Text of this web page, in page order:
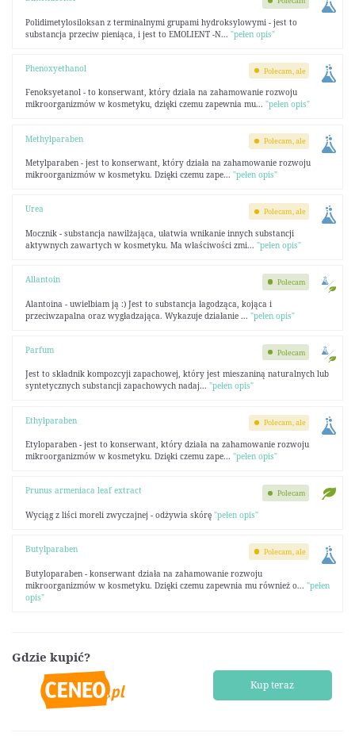
Polidimetylosiloksan z terminalnymi grupami hydroksylowymi - jest to
substancja przeciw pieniąca, i jest to EMOLIENT -N... "pełen opis"
Phenoxyethanol
Fenoksyetanol - to konserwant, który działa na zahamowanie rozwoju
mikroorganizmów w kosmetyku, dzięki czemu zapewnia mu... "pełen opis"
Polecam, ale
Methylparaben
Metylparaben - jest to konserwant, który działa na zahamowanie rozwoju
mikroorganizmów w kosmetyku. Dzięki czemu zape... "pełen opis"
Polecam, ale
Urea
Mocznik - substancja nawilżająca, ułatwia wnikanie innych substancji
aktywnych zawartych w kosmetyku. Ma właściwości zmi... "pełen opis"
Polecam, ale
Allantoin
Alantoina - uwielbiam ją :) Jest to substancja łagodząca, kojąca i
przeciwzapalna oraz wygładzająca. Wykazuje działanie ... "pełen opis"
Polecam
Parfum
Jest to składnik kompozcyji zapachowej, który jest mieszaniną naturalnych lub
syntetycznych substancji zapachowych nadaj... "pełen opis"
Polecam
Ethylparaben
Etyloparaben - jest to konserwant, który działa na zahamowanie rozwoju
mikroorganizmów w kosmetyku. Dzięki czemu zape... "pełen opis"
Polecam, ale
Prunus armeniaca leaf extract
Wyciąg z liści moreli zwyczajnej - odżywia skórę "pełen opis"
Polecam
Butylparaben
Butyloparaben - konserwant działa na zahamowanie rozwoju
mikroorganizmów w kosmetyku. Dzięki czemu zapewnia mu również o... "pełen
opis"
Polecam, ale
Gdzie kupić?
Kup teraz